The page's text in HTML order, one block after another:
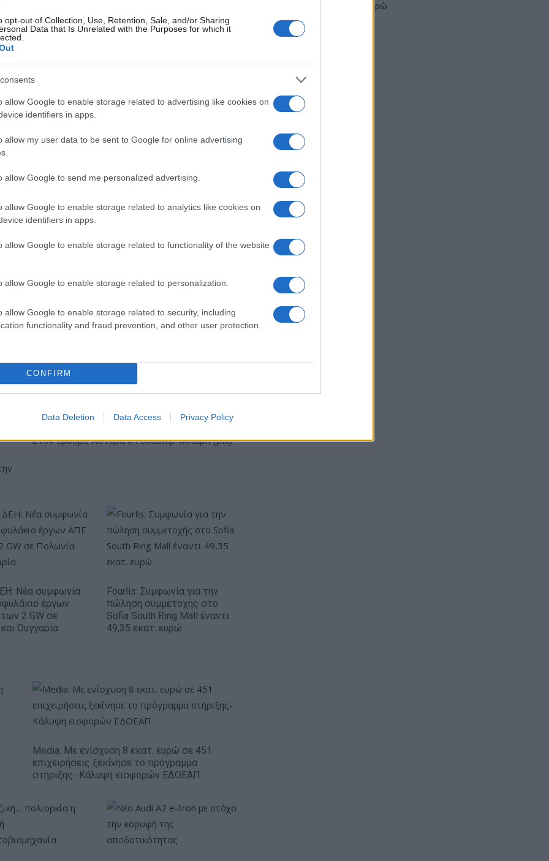
opt-out of Collection, Use, Retention, Sale, and/or Sharing
Data that Is Unrelated with the Purposes for which it
allow Google to enable storage related to advertising like cookies on
identifiers in apps.
allow my user data to be sent to Google for online advertising
allow Google to send me personalized advertising.
allow Google to enable storage related to analytics like cookies on
identifiers in apps.
allow Google to enable storage related to functionality of the website
allow Google to enable storage related to personalization.
allow Google to enable storage related to security, including
functionality and fraud prevention, and other user protection.
CONFIRM
Data Deletion Data Access Privacy Policy
Γενική Συνέλευση των Μετόχων της στις 27
στην Ιαπωνία. Στη συνέλευση, οι μέτοχοι ενέκριναν
και εκλογή δέκα συμβούλων λόγω της λήξης της
μετόχους, σύμφωνα με την ανακοίνωση της εταιρείας,
της Συμμαχίας (Renault-Nissan- Mitsubishi
για την ανάπτυξη ημιαγωγών
οδήγησης
και μείωση της τιμής της μετοχής
γεωπολιτικών κινδύνων
Στον Ερυθρό Αστέρα ο Γουάιλερ-Μπαμπ (pic)
Νέα συμφωνία
έργων
2 GW σε
Ουγγαρία
Fourlis: Συμφωνία για την
πώληση συμμετοχής στο
Sofia South Ring Mall έναντι
49,35 εκατ. ευρώ
Media: Με ενίσχυση 8 εκατ. ευρώ σε 451
επιχειρήσεις ξεκίνησε το πρόγραμμα
στήριξης- Κάλυψη εισφορών ΕΔΟΕΑΠ
18.990 ευρώ